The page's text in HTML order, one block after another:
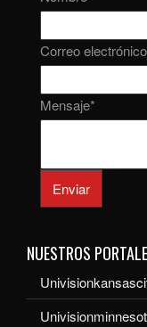
Correo electrónico
Mensaje*
Enviar
NUESTROS